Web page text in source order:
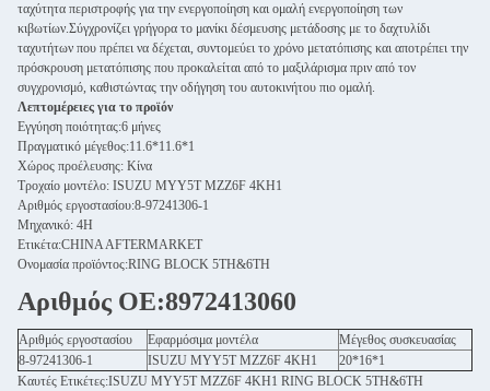
ταχύτητα περιστροφής για την ενεργοποίηση και ομαλή ενεργοποίηση των
κιβωτίων.Σύγχρονίζει γρήγορα το μανίκι δέσμευσης μετάδοσης με το δαχτυλίδι
ταχυτήτων που πρέπει να δέχεται, συντομεύει το χρόνο μετατόπισης και αποτρέπει την
πρόσκρουση μετατόπισης που προκαλείται από το μαξιλάρισμα πριν από τον
συγχρονισμό, καθιστώντας την οδήγηση του αυτοκινήτου πιο ομαλή.
Λεπτομέρειες για το προϊόν
Εγγύηση ποιότητας:6 μήνες
Πραγματικό μέγεθος:11.6*11.6*1
Χώρος προέλευσης: Κίνα
Τροχαίο μοντέλο: ISUZU MYY5T MZZ6F 4KH1
Αριθμός εργοστασίου:8-97241306-1
Μηχανικό: 4H
Ετικέτα:CHINA AFTERMARKET
Ονομασία προϊόντος:RING BLOCK 5TH&6TH
Αριθμός ΟΕ:8972413060
Αριθμός εργοστασίου Εφαρμόσιμα μοντέλα
Μέγεθος συσκευασίας
8-97241306-1
ISUZU MYY5T MZZ6F 4KH1
20*16*1
Καυτές Ετικέτες:ISUZU MYY5T MZZ6F 4KH1 RING BLOCK 5TH&6TH